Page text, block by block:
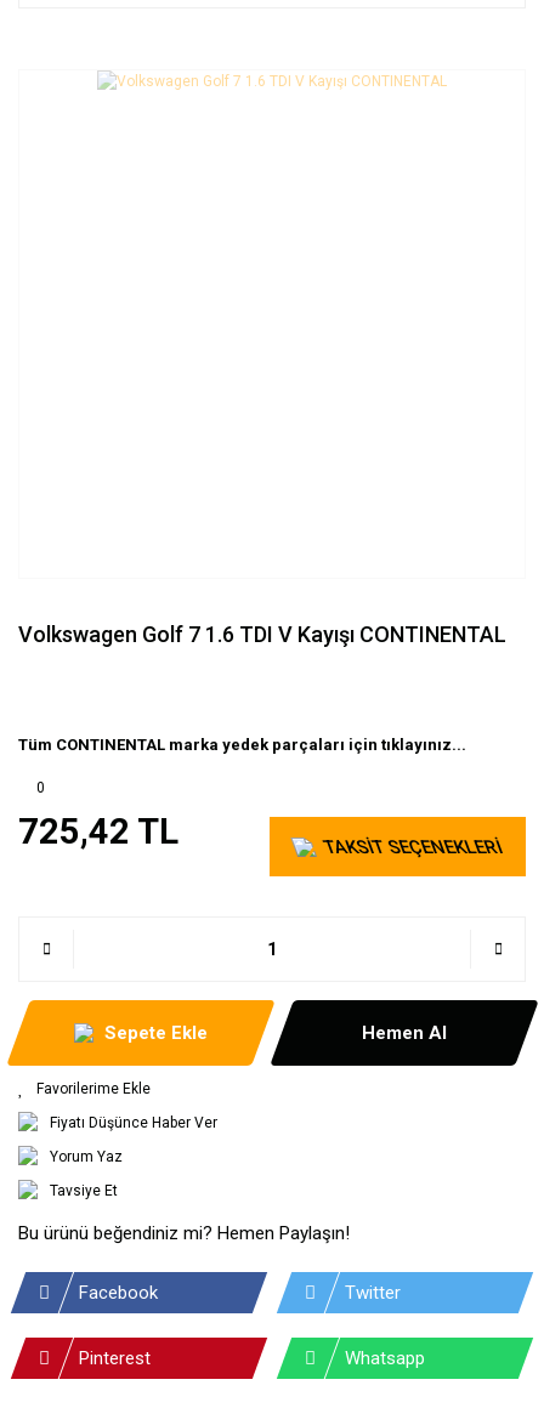
Volkswagen Golf 7 1.6 TDI V Kayışı CONTINENTAL
Tüm CONTINENTAL marka yedek parçaları için tıklayınız...
0
725,42 TL TAKSİT SEÇENEKLERİ
Sepete Ekle Hemen Al
Fiyatı Düşünce Haber Ver
Yorum Yaz
Tavsiye Et
Bu ürünü beğendiniz mi? Hemen Paylaşın!
Facebook Twitter
Pinterest Whatsapp